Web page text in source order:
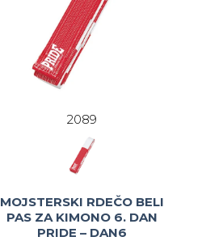
2089
MOJSTERSKI RDEČO BELI
PAS ZA KIMONO 6. DAN
PRIDE – DAN6